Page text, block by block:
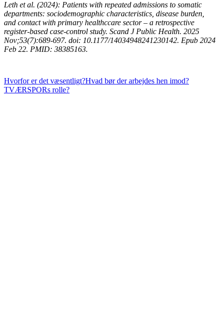
Leth et al. (2024): Patients with repeated admissions to somatic
departments: sociodemographic characteristics, disease burden,
and contact with primary healthccare sector – a retrospective
register-based case-control study. Scand J Public Health. 2025
Nov;53(7):689-697. doi: 10.1177/14034948241230142. Epub 2024
Feb 22. PMID: 38385163.
Hvorfor er det væsentligt?Hvad bør der arbejdes hen imod?
TVÆRSPORs rolle?